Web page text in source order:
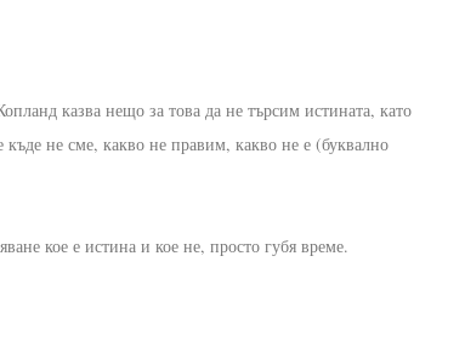
казва нещо за това да не търсим истината, като
не сме, какво не правим, какво не е (буквално
кое е истина и кое не, просто губя време.